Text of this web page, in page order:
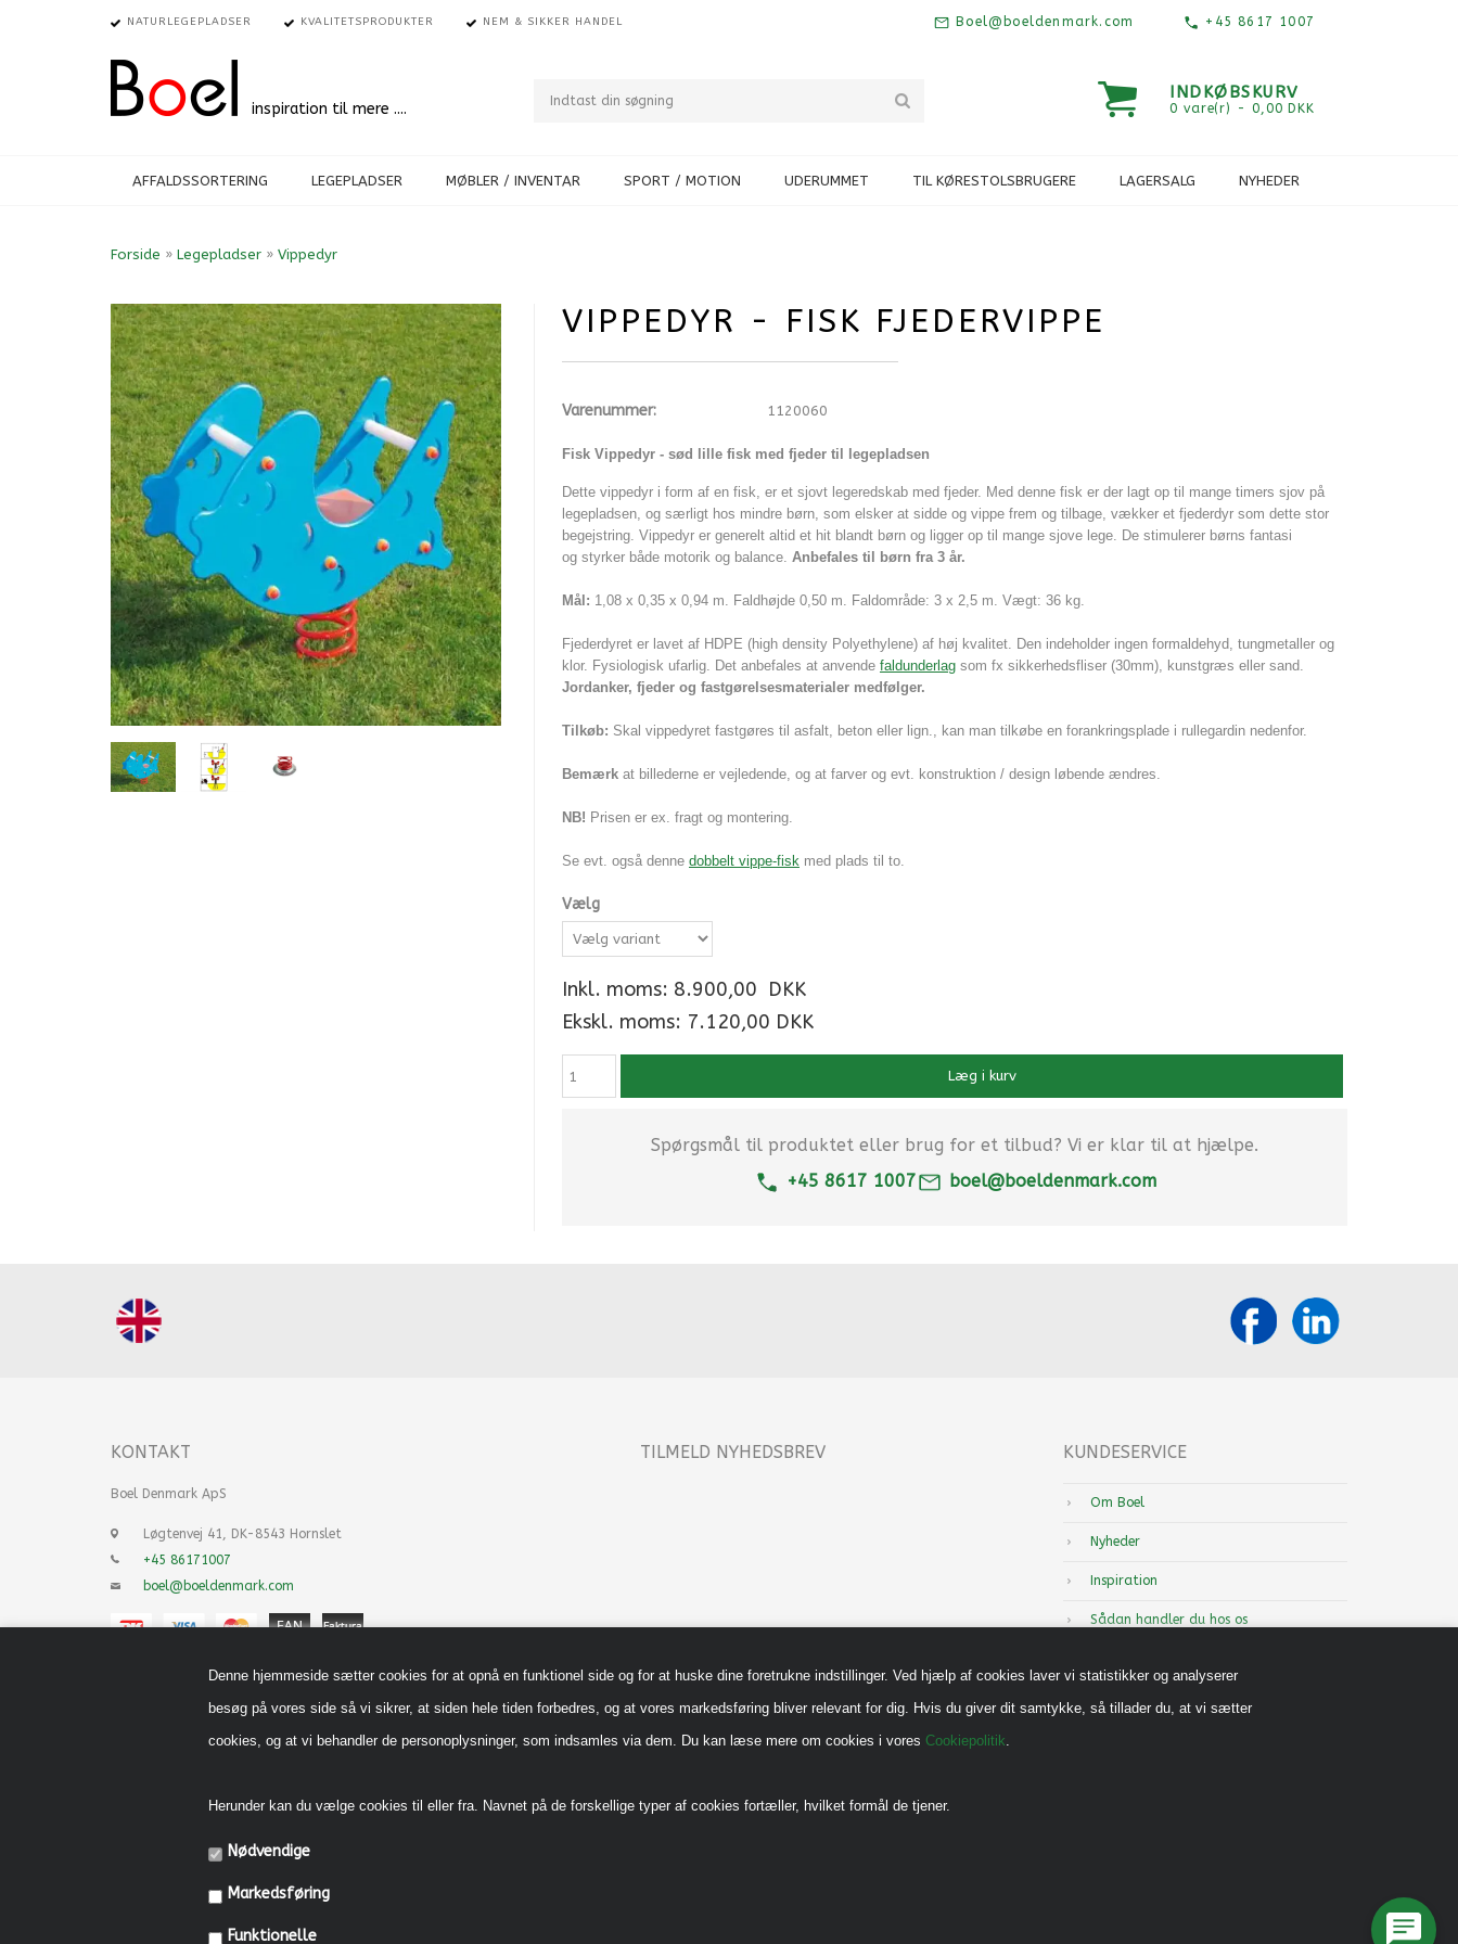
Denne hjemmeside sætter cookies for at opnå en funktionel side og for at huske dine foretrukne indstillinger. Ved hjælp af cookies laver vi statistikker og analyserer
besøg på vores side så vi sikrer, at siden hele tiden forbedres, og at vores markedsføring bliver relevant for dig. Hvis du giver dit samtykke, så tillader du, at vi sætter
cookies, og at vi behandler de personoplysninger, som indsamles via dem. Du kan læse mere om cookies i vores Cookiepolitik.
Herunder kan du vælge cookies til eller fra. Navnet på de forskellige typer af cookies fortæller, hvilket formål de tjener.
Nødvendige
Markedsføring
Funktionelle
NATURLEGEPLADSER KVALITETSPRODUKTER NEM & SIKKER HANDEL +45 8617 1007
Boel@boeldenmark.com
inspiration til mere ....
INDKØBSKURV
0 vare(r) - 0,00 DKK
AFFALDSSORTERING LEGEPLADSER MØBLER / INVENTAR SPORT / MOTION UDERUMMET TIL KØRESTOLSBRUGERE LAGERSALG NYHEDER
Forside » Legepladser » Vippedyr
VIPPEDYR - FISK FJEDERVIPPE
Varenummer: 1120060
Fisk Vippedyr - sød lille fisk med fjeder til legepladsen
Dette vippedyr i form af en fisk, er et sjovt legeredskab med fjeder. Med denne fisk er der lagt op til mange timers sjov på
legepladsen, og særligt hos mindre børn, som elsker at sidde og vippe frem og tilbage, vækker et fjederdyr som dette stor
begejstring. Vippedyr er generelt altid et hit blandt børn og ligger op til mange sjove lege. De stimulerer børns fantasi
og styrker både motorik og balance. Anbefales til børn fra 3 år.
Mål: 1,08 x 0,35 x 0,94 m. Faldhøjde 0,50 m. Faldområde: 3 x 2,5 m. Vægt: 36 kg.
Fjederdyret er lavet af HDPE (high density Polyethylene) af høj kvalitet. Den indeholder ingen formaldehyd, tungmetaller og
klor. Fysiologisk ufarlig. Det anbefales at anvende faldunderlag som fx sikkerhedsfliser (30mm), kunstgræs eller sand.
Jordanker, fjeder og fastgørelsesmaterialer medfølger.
Tilkøb: Skal vippedyret fastgøres til asfalt, beton eller lign., kan man tilkøbe en forankringsplade i rullegardin nedenfor.
Bemærk at billederne er vejledende, og at farver og evt. konstruktion / design løbende ændres.
NB! Prisen er ex. fragt og montering.
Se evt. også denne dobbelt vippe-fisk med plads til to.
Vælg
Inkl. moms: 8.900,00 DKK
Ekskl. moms: 7.120,00 DKK
Læg i kurv
Spørgsmål til produktet eller brug for et tilbud? Vi er klar til at hjælpe.
+45 8617 1007
boel@boeldenmark.com
KONTAKT
Boel Denmark ApS
Løgtenvej 41, DK-8543 Hornslet
+45 86171007
boel@boeldenmark.com
TILMELD NYHEDSBREV KUNDESERVICE
Om Boel
Nyheder
Inspiration
Sådan handler du hos os
Cookiepolitik